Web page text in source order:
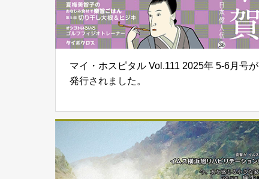
マイ・ホスピタル Vol.111 2025年 5-6月号が
発行されました。